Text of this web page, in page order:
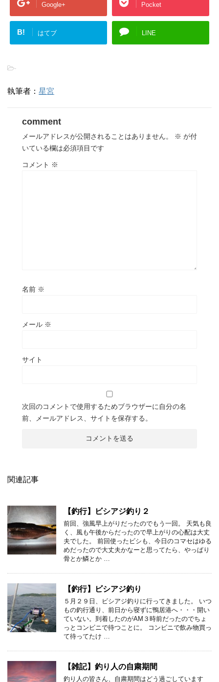
Google+ Pocket
B! はてブ LINE
-
執筆者： 星宮
comment
メールアドレスが公開されることはありません。 ※ が付
いている欄は必須項目です
コメント ※
名前 ※
メール ※
サイト
次回のコメントで使用するためブラウザーに自分の名
前、メールアドレス、サイトを保存する。
関連記事
【釣行】ビシアジ釣り２
前回、強風早上がりだったのでもう一回。 天気も良
く、風も午後からだったので早上がりの心配は大丈
夫でした。 前回使ったビシも、今日のコマセはゆる
めだったので大丈夫かなーと思ってたら、やっぱり
骨とか鱗とか …
【釣行】ビシアジ釣り
５月２９日、ビシアジ釣りに行ってきました。 いつ
もの釣行通り、前日から寝ずに鴨居港へ・・・開い
ていない。到着したのがAM３時前だったのでちょ
っとコンビニで待つことに。 コンビニで飲み物買っ
て待ってたけ …
【雑記】釣り人の自粛期間
釣り人の皆さん、自粛期間はどう過ごしています